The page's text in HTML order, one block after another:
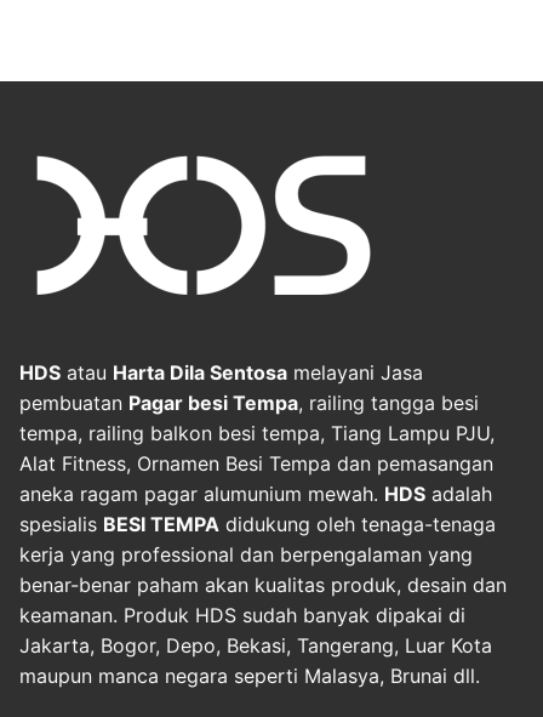
HDS atau Harta Dila Sentosa melayani Jasa
pembuatan Pagar besi Tempa, railing tangga besi
tempa, railing balkon besi tempa, Tiang Lampu PJU,
Alat Fitness, Ornamen Besi Tempa dan pemasangan
aneka ragam pagar alumunium mewah. HDS adalah
spesialis BESI TEMPA didukung oleh tenaga-tenaga
kerja yang professional dan berpengalaman yang
benar-benar paham akan kualitas produk, desain dan
keamanan. Produk HDS sudah banyak dipakai di
Jakarta, Bogor, Depo, Bekasi, Tangerang, Luar Kota
maupun manca negara seperti Malasya, Brunai dll.